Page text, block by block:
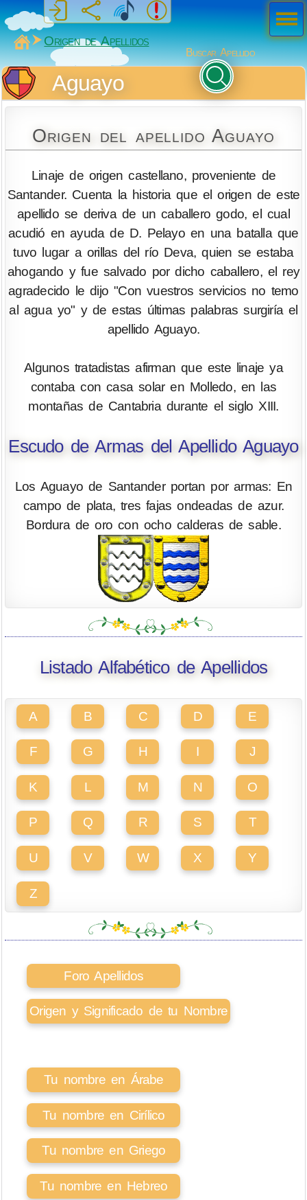
MiSabueso
Origen de Apellidos
Buscar Apellido
Aguayo
Origen del apellido Aguayo
Linaje de origen castellano, proveniente de
Santander. Cuenta la historia que el origen de este
apellido se deriva de un caballero godo, el cual
acudió en ayuda de D. Pelayo en una batalla que
tuvo lugar a orillas del río Deva, quien se estaba
ahogando y fue salvado por dicho caballero, el rey
agradecido le dijo "Con vuestros servicios no temo
al agua yo" y de estas últimas palabras surgiría el
apellido Aguayo.
Algunos tratadistas afirman que este linaje ya
contaba con casa solar en Molledo, en las
montañas de Cantabria durante el siglo XIII.
Escudo de Armas del Apellido Aguayo
Los Aguayo de Santander portan por armas: En
campo de plata, tres fajas ondeadas de azur.
Bordura de oro con ocho calderas de sable.
Listado Alfabético de Apellidos
A B C D E
F G H I J
K L M N O
P Q R S T
U V W X Y
Z
Foro Apellidos
Origen y Significado de tu Nombre
Tu nombre en Árabe
Tu nombre en Cirílico
Tu nombre en Griego
Tu nombre en Hebreo
Men
ú